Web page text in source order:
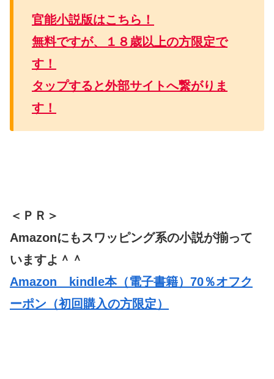
官能小説版はこちら！
無料ですが、１８歳以上の方限定で
す！
タップすると外部サイトへ繋がりま
す！
＜ＰＲ＞
Amazonにもスワッピング系の小説が揃って
いますよ＾＾
Amazon kindle本（電子書籍）70％オフク
ーポン（初回購入の方限定）